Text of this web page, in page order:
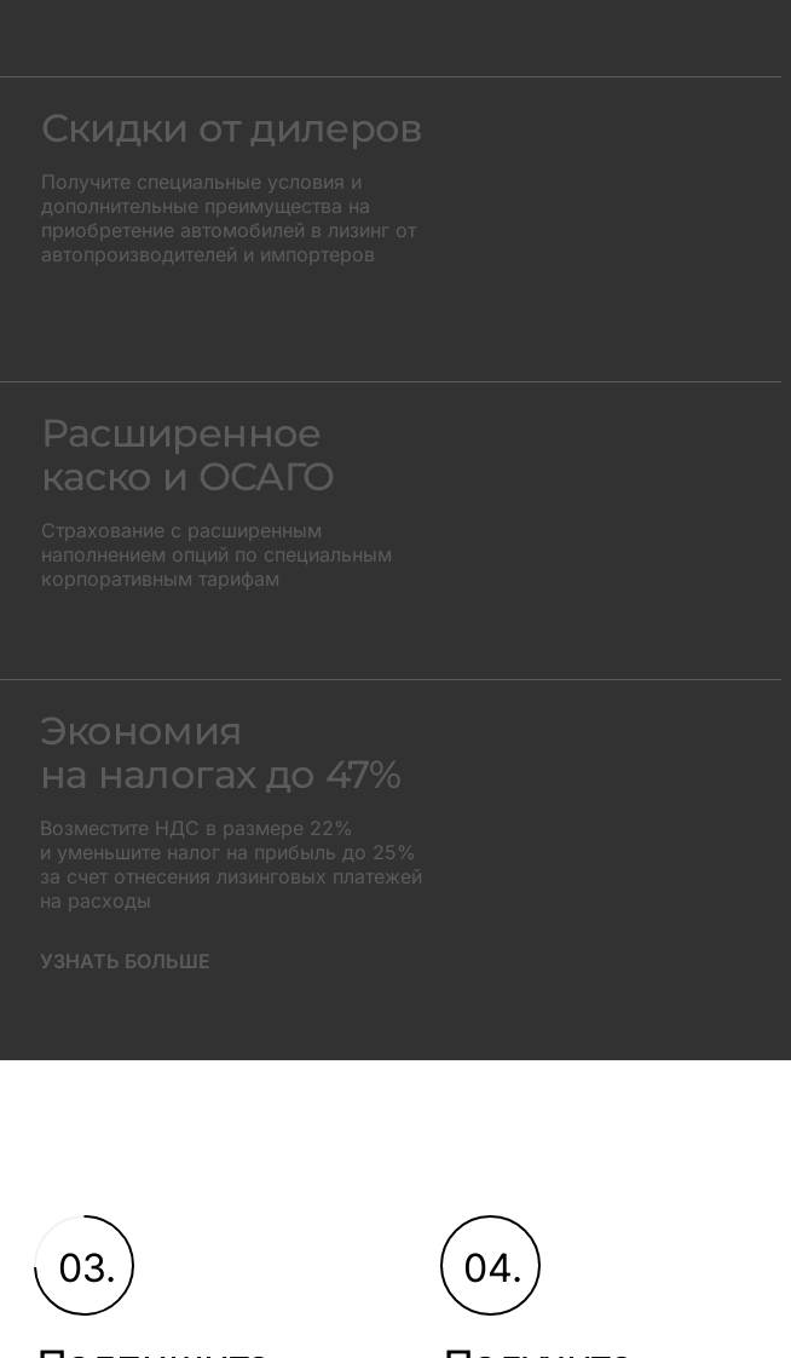
Скидки от дилеров
Получите специальные условия и
дополнительные преимущества на
приобретение автомобилей в лизинг от
автопроизводителей и импортеров
Расширенное
каско и ОСАГО
Страхование с расширенным
наполнением опций по специальным
корпоративным тарифам
Экономия
на налогах до 47%
Возместите НДС в размере 22%
и уменьшите налог на прибыль до 25%
за счет отнесения лизинговых платежей
на расходы
УЗНАТЬ БОЛЬШЕ
03. 04.